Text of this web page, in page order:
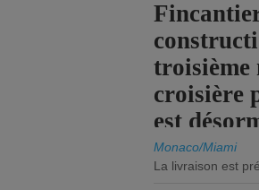
troisième
croisière
est
vigueur.
Monaco/Miami
La livraison est